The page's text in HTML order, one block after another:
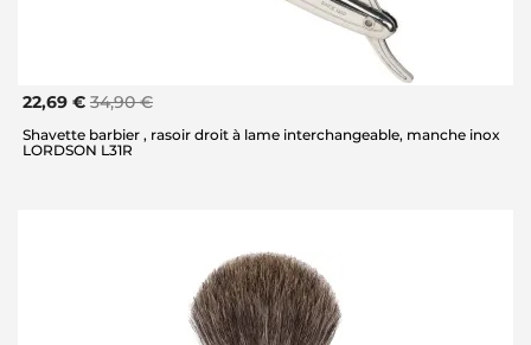
22,69 € 34,90 €
Shavette barbier , rasoir droit à lame interchangeable, manche inox
LORDSON L31R